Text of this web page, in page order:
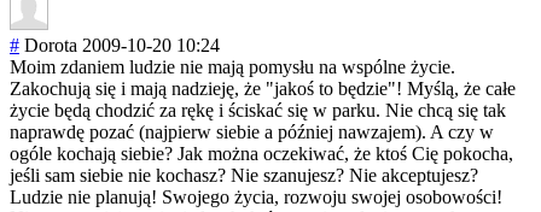
# Dorota 2009-10-20 10:24
Moim zdaniem ludzie nie mają pomysłu na wspólne życie.
Zakochują się i mają nadzieję, że "jakoś to będzie"! Myślą, że całe
życie będą chodzić za rękę i ściskać się w parku. Nie chcą się tak
naprawdę pozać (najpierw siebie a później nawzajem). A czy w
ogóle kochają siebie? Jak można oczekiwać, że ktoś Cię pokocha,
jeśli sam siebie nie kochasz? Nie szanujesz? Nie akceptujesz?
Ludzie nie planują! Swojego życia, rozwoju swojej osobowości!